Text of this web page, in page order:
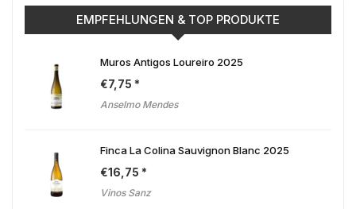
EMPFEHLUNGEN & TOP PRODUKTE
Muros Antigos Loureiro 2025
€7,75
Anselmo Mendes
Finca La Colina Sauvignon Blanc 2025
€16,75
Vinos Sanz